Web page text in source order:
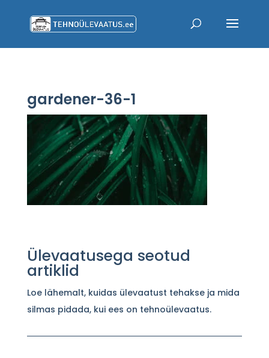
gardener-36-1
Ülevaatusega seotud
artiklid
Loe lähemalt, kuidas ülevaatust tehakse ja mida
silmas pidada, kui ees on tehnoülevaatus.